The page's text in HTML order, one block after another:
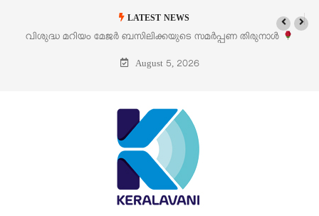
LATEST NEWS
‘പെറ്റൽസ്’ ലൈഫ് സ്റ്റൈൽ എക്സിബിഷനും സെയിലും ഓഗസ്റ്റ്
പെരുമാനൂരിൽ
August 5, 2026